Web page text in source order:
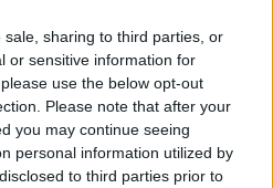
sharing to third parties, or
or sensitive information for
use the below opt-out
Please note that after your
you may continue seeing
personal information utilized by
to third parties prior to